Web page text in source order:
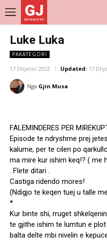
GJ
DRITARE E RE
Luke Luka
PAKATEGORI
17 Dhjetor 2022 Updated: 17
Nga Gjin Musa
FALEMINDERES PER
Episode te ndryshme prej
kalume, per te cilen po
ma mire kur ishim keq!? ( me
. Flete ditari .
Castiga ridendo mores!
(Ndigjo te keqen tuej u talle
*
Kur binte shi, rruget
te gjithe ishim te lumtun e
balta delte mbi nivelin e